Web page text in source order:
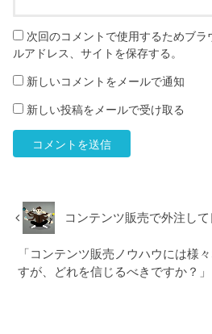
次回のコメントで使用するためブ
ルアドレス、サイトを保存する。
新しいコメントをメールで通知
新しい投稿をメールで受け取る
コンテンツ販売で外注し
「コンテンツ販売ノウハウには様
すが、どれを信じるべきですか？